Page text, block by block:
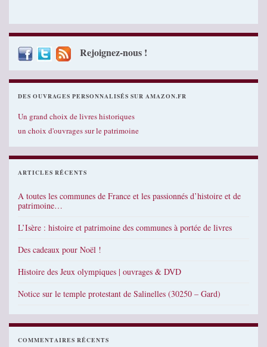
Rejoignez-nous !
DES OUVRAGES PERSONNALISÉS SUR AMAZON.FR
Un grand choix de livres historiques
un choix d'ouvrages sur le patrimoine
ARTICLES RÉCENTS
A toutes les communes de France et les passionnés d’histoire et de
patrimoine…
L’Isère : histoire et patrimoine des communes à portée de livres
Des cadeaux pour Noël !
Histoire des Jeux olympiques | ouvrages & DVD
Notice sur le temple protestant de Salinelles (30250 – Gard)
COMMENTAIRES RÉCENTS